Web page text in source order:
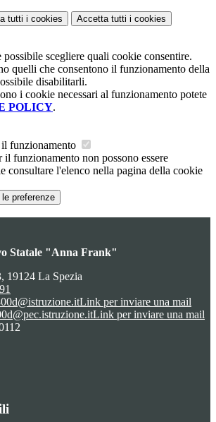
tutti i cookies Accetta tutti i cookies
possibile scegliere quali cookie consentire.
quelli che consentono il funzionamento della
disabilitarli.
i cookie necessari al funzionamento potete
POLICY.
funzionamento
il funzionamento non possono essere
consultare l'elenco nella pagina della cookie
preferenze
Statale "Anna Frank"
19124 La Spezia
Link per inviare una mail
Link per inviare una mail